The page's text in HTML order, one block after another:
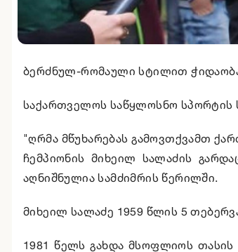
ბერძნულ-რომაული სტილით
საქართველოს საწყლოსნო სპორტის
"ღრმა მწუხარებას გამოვთქვამთ
ჩემპიონის მიხეილ სალაძის
აღნიშნულია სამძიმრის წერილში.
მიხეილ სალაძე 1959 წლის 5
1981 წელს გახდა მსოფლიოს თასის